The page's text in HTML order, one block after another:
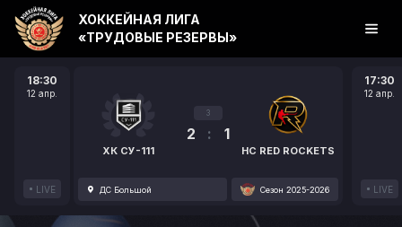
18:30
12 апр.
LIVE
ХК СУ-111
3
2 : 1
HC RED ROCKETS
ДС Большой Сезон 2025-2026
17:30
12 апр.
LIVE
ХОККЕЙНАЯ ЛИГА
«ТРУДОВЫЕ РЕЗЕРВЫ»